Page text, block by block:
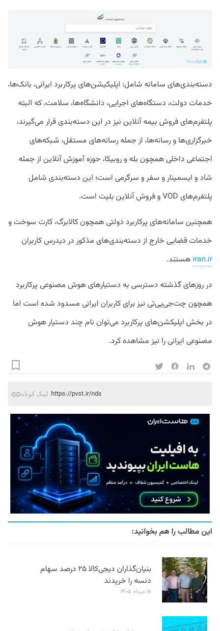
دسته‌بندی‌های سامانه شامل: اپلیکیشن‌های پرکاربرد ایرانی، بانک‌ها،
خدمات دولت، دستگاه‌های اجرایی، دانشگاه‌ها، سلامت، ‌که البته
پلتفرم‌های فروش بیمه آنلاین نیز در این دسته‌بندی قرار می‌گیرند،
خبرگزاری‌ها و رسانه‌ها، از جمله رسانه‌های مستقل، شبکه‌های
اجتماعی داخلی همچون بله و روبیکا، حوزه آموزش آنلاین از جمله
شاد و ایسمینار و سفر و سرگرمی است؛ این دسته‌بندی شامل
پلتفرم‌های VOD و فروش آنلاین بلیت است.
همچنین سامانه‌های پرکاربرد دولتی همچون کالابرگ، کارت سوخت و
خدمات قضایی خارج از دسته‌بندی‌های مذکور در دیدرس کاربران
iran.ir هستند.
در روزهای گذشته دسترسی به دستیارهای هوش مصنوعی پرکاربرد
همچون چت‌جی‌پی‌تی نیز برای کاربران ایرانی مسدود شده است اما
در بخش اپلیکشن‌های پرکاربرد می‌توان نام چند دستیار هوش
مصنوعی ایرانی را نیز مشاهده کرد.
لینک کوتاه https://pvst.ir/nds
این مطالب را هم بخوانید:
بنیان‌گذاران دیجی‌کالا ۲۵ درصد سهام
دنسه را خریدند
۱۸ مرداد ۱۴۰۵